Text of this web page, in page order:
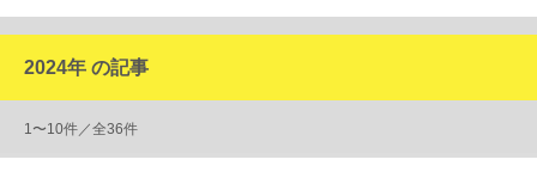
2024年 の記事
1〜10件／全36件